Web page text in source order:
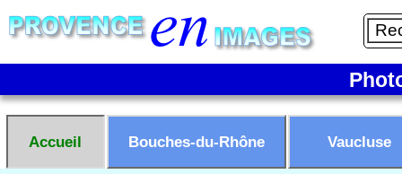
Accueil Bouches-du-Rhône Vaucluse